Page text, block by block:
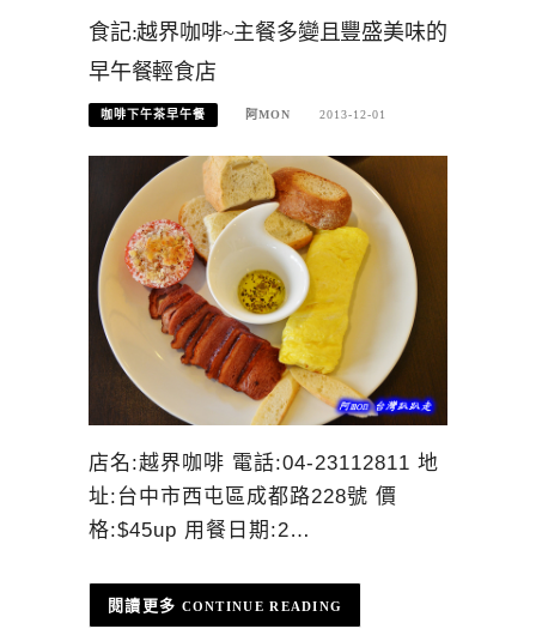
食記:越界咖啡~主餐多變且豐盛美味的
早午餐輕食店
咖啡下午茶早午餐 阿MON 2013-12-01
店名:越界咖啡 電話:04-23112811 地
址:台中市西屯區成都路228號 價
格:$45up 用餐日期:2…
CONTINUE READING